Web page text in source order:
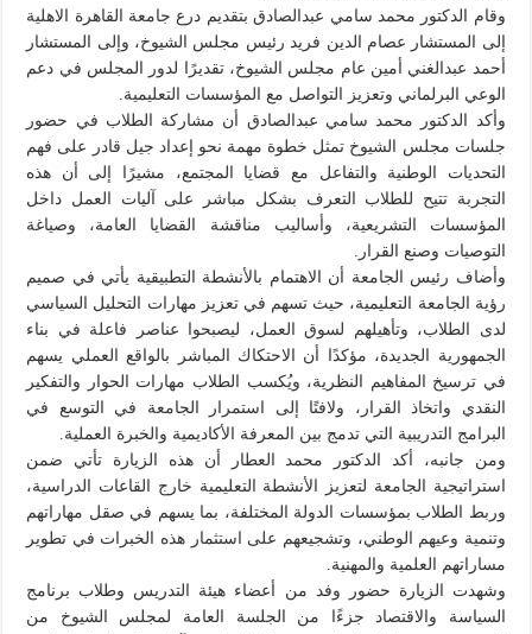
وقام الدكتور محمد سامي عبدالصادق بتقديم درع جامعة القاهرة الاهلية
إلى المستشار عصام الدين فريد رئيس مجلس الشيوخ، وإلى المستشار
أحمد عبدالغني أمين عام مجلس الشيوخ، تقديرًا لدور المجلس في دعم
الوعي البرلماني وتعزيز التواصل مع المؤسسات التعليمية.
وأكد الدكتور محمد سامي عبدالصادق أن مشاركة الطلاب في حضور
جلسات مجلس الشيوخ تمثل خطوة مهمة نحو إعداد جيل قادر على فهم
التحديات الوطنية والتفاعل مع قضايا المجتمع، مشيرًا إلى أن هذه
التجربة تتيح للطلاب التعرف بشكل مباشر على آليات العمل داخل
المؤسسات التشريعية، وأساليب مناقشة القضايا العامة، وصياغة
التوصيات وصنع القرار.
وأضاف رئيس الجامعة أن الاهتمام بالأنشطة التطبيقية يأتي في صميم
رؤية الجامعة التعليمية، حيث تسهم في تعزيز مهارات التحليل السياسي
لدى الطلاب، وتأهيلهم لسوق العمل، ليصبحوا عناصر فاعلة في بناء
الجمهورية الجديدة، مؤكدًا أن الاحتكاك المباشر بالواقع العملي يسهم
في ترسيخ المفاهيم النظرية، ويُكسب الطلاب مهارات الحوار والتفكير
النقدي واتخاذ القرار، ولافتًا إلى استمرار الجامعة في التوسع في
البرامج التدريبية التي تدمج بين المعرفة الأكاديمية والخبرة العملية.
ومن جانبه، أكد الدكتور محمد العطار أن هذه الزيارة تأتي ضمن
استراتيجية الجامعة لتعزيز الأنشطة التعليمية خارج القاعات الدراسية،
وربط الطلاب بمؤسسات الدولة المختلفة، بما يسهم في صقل مهاراتهم
وتنمية وعيهم الوطني، وتشجيعهم على استثمار هذه الخبرات في تطوير
مساراتهم العلمية والمهنية.
وشهدت الزيارة حضور وفد من أعضاء هيئة التدريس وطلاب برنامج
السياسة والاقتصاد جزءًا من الجلسة العامة لمجلس الشيوخ من